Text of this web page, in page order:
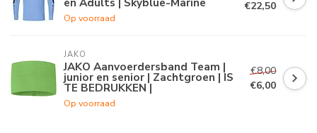
Op voorraad
€22,50
JAKO
JAKO Aanvoerdersband Team |
junior en senior | Zachtgroen | IS
TE BEDRUKKEN |
Op voorraad
€8,00
€6,00